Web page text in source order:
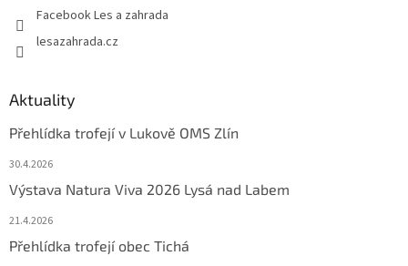
Facebook Les a zahrada
lesazahrada.cz
Aktuality
Přehlídka trofejí v Lukově OMS Zlín
30.4.2026
Výstava Natura Viva 2026 Lysá nad Labem
21.4.2026
Přehlídka trofejí obec Tichá